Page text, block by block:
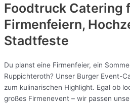
Foodtruck Catering
Firmenfeiern,
Stadtfeste
Du planst eine Firmenfeier, ein
Ruppichteroth? Unser Burger Event-
zum kulinarischen Highlight. Egal ob
großes Firmenevent – wir passen